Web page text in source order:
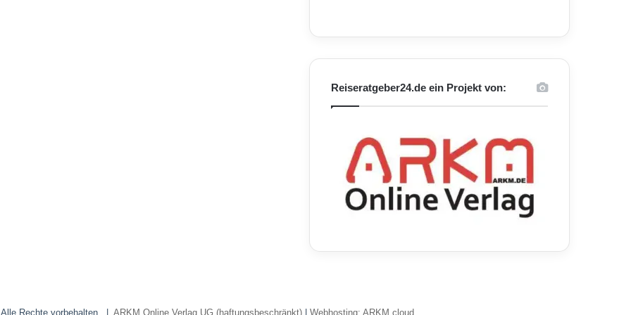
Reiseratgeber24.de ein Projekt von:
Rechte vorbehalten. | ARKM Online Verlag UG (haftungsbeschränkt)| Webhosting: ARKM.cloud